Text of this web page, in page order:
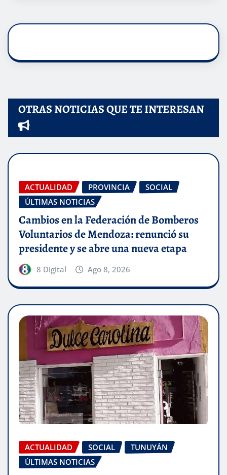
OTRAS NOTICIAS QUE TE INTERESAN
ACTUALIDAD PROVINCIA
SOCIAL
ÚLTIMAS NOTICIAS
Cambios en la Federación de Bomberos
Voluntarios de Mendoza: renunció su
presidente y se abre una nueva etapa
8 Digital Ago 8, 2026
ACTUALIDAD SOCIAL
TUNUYÁN
ÚLTIMAS NOTICIAS